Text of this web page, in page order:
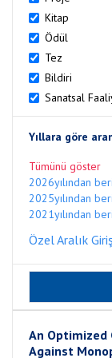
Kitap
Ödül
Tez
Bildiri
Sanatsal
Yıllara göre
Tümünü göster
2026yılından beri
2025yılından beri
2021yılından beri
Özel Aralık
An Optimized
Against